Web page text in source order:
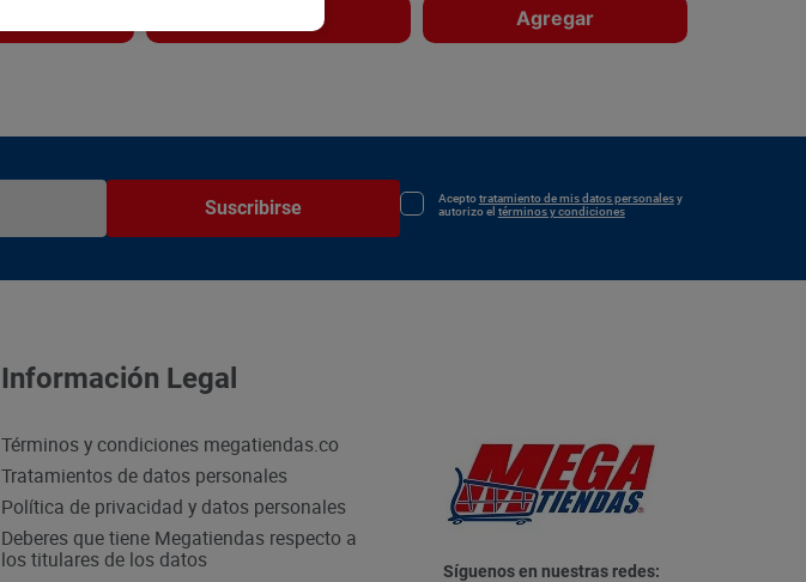
Agregar
Suscribirse Aceptotratamiento de mis datos personalesy
autorizo el términos y condiciones
Información Legal
Términos y condiciones megatiendas.co
Tratamientos de datos personales
Política de privacidad y datos personales
Deberes que tiene Megatiendas respecto a
los titulares de los datos
Síguenos en nuestras redes: